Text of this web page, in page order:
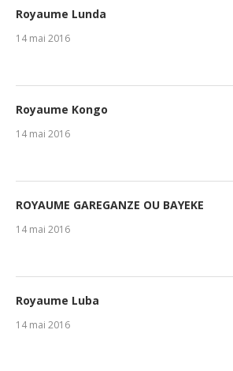
Royaume Lunda
14 mai 2016
Royaume Kongo
14 mai 2016
ROYAUME GAREGANZE OU BAYEKE
14 mai 2016
Royaume Luba
14 mai 2016